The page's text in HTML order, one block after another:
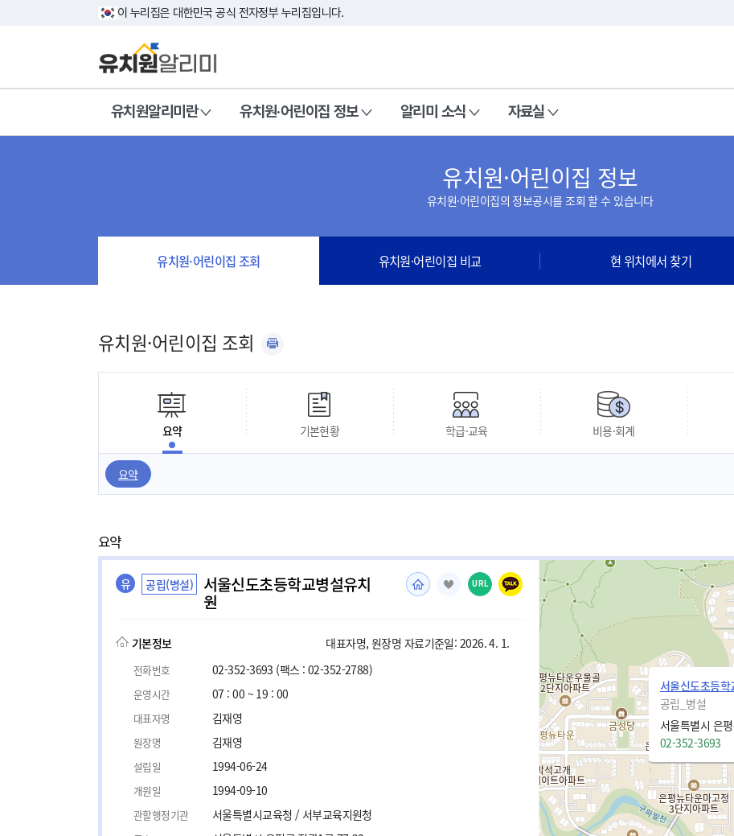
이 누리집은 대한민국 공식 전자정부 누리집입니다.
유치원알리미란 유치원·어린이집 정보 알리미 소식 자료실
유치원·어린이집 정보
유치원·어린이집의 정보공시를 조회 할 수 있습니다
유치원·어린이집 조회 유치원·어린이집 비교 현 위치에서 찾기
유치원·어린이집 조회
요약 기본현황 학급·교육 비용·회계
요약
요약
유 공립(병설) 서울신도초등학교병설유치
원
URL
기본정보 대표자명, 원장명 자료기준일: 2026. 4. 1.
전화번호 02-352-3693 (팩스 : 02-352-2788)
운영시간 07 : 00 ~ 19 : 00
대표자명 김재영
원장명 김재영
설립일 1994-06-24
개원일 1994-09-10
관할행정기관 서울특별시교육청 / 서부교육지원청
서울신도초등학
공립_병설
서울특별시 은
02-352-3693